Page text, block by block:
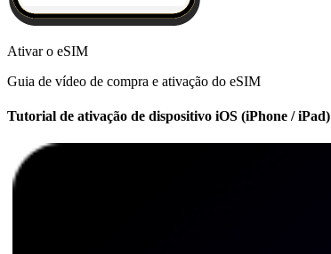
Ativar o eSIM
Guia de vídeo de compra e ativação do eSIM
Tutorial de ativação de dispositivo iOS (iPhone / iPad)